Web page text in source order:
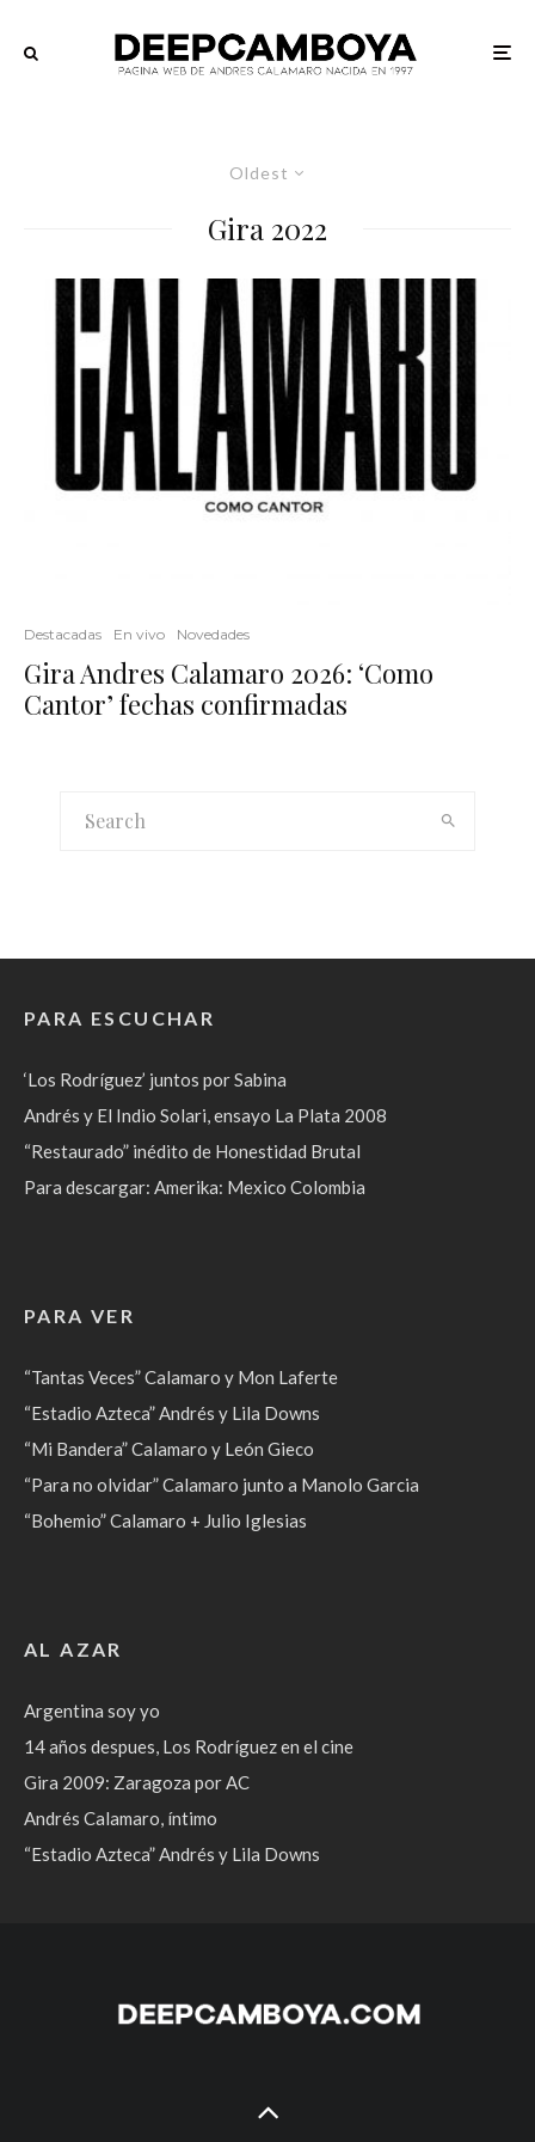
Oldest
Gira 2022
Destacadas En vivo Novedades
Gira Andres Calamaro 2026: ‘Como
Cantor’ fechas confirmadas
PARA ESCUCHAR
‘Los Rodríguez’ juntos por Sabina
Andrés y El Indio Solari, ensayo La Plata 2008
“Restaurado” inédito de Honestidad Brutal
Para descargar: Amerika: Mexico Colombia
PARA VER
“Tantas Veces” Calamaro y Mon Laferte
“Estadio Azteca” Andrés y Lila Downs
“Mi Bandera” Calamaro y León Gieco
“Para no olvidar” Calamaro junto a Manolo Garcia
“Bohemio” Calamaro + Julio Iglesias
AL AZAR
Argentina soy yo
14 años despues, Los Rodríguez en el cine
Gira 2009: Zaragoza por AC
Andrés Calamaro, íntimo
“Estadio Azteca” Andrés y Lila Downs